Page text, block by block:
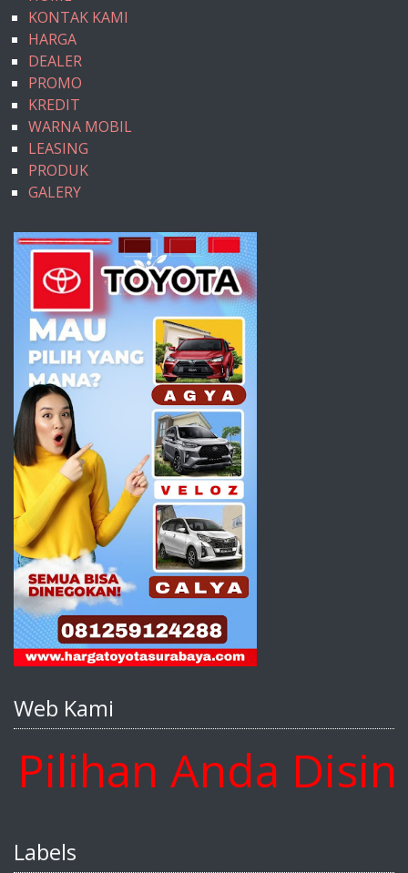
KONTAK KAMI
HARGA
DEALER
PROMO
KREDIT
WARNA MOBIL
LEASING
PRODUK
GALERY
Web Kami
Anda Disini
Labels